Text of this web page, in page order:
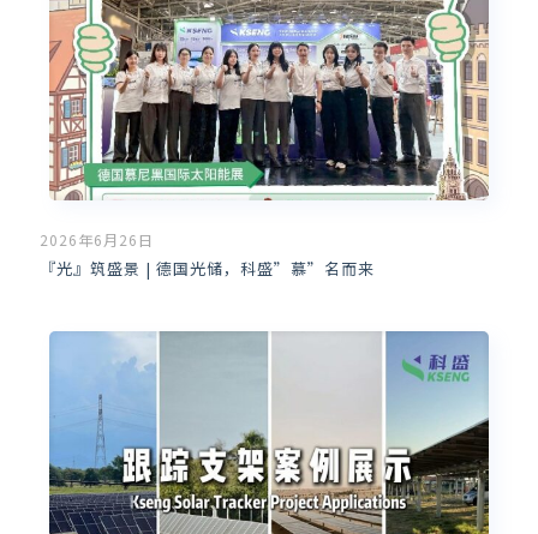
2026年6月26日
『光』筑盛景 | 德国光储，科盛”慕”名而来